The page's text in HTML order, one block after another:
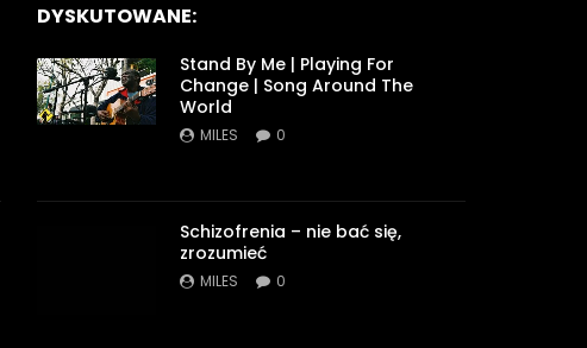
DYSKUTOWANE:
Stand By Me | Playing For
Change | Song Around The
World
MILES 0
Schizofrenia – nie bać się,
zrozumieć
MILES 0